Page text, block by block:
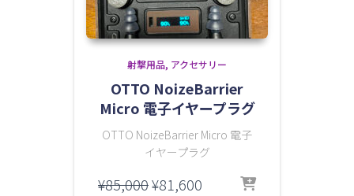
射撃用品 アクセサリー
OTTO NoizeBarrier
Micro 電子イヤープラグ
OTTO NoizeBarrier Micro 電子
イヤープラグ
¥85,000元
¥81,600